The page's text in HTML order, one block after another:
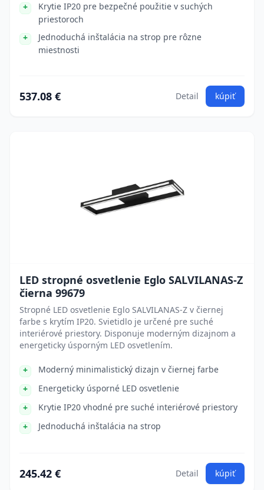
Krytie IP20 pre bezpečné použitie v suchých
priestoroch
Jednoduchá inštalácia na strop pre rôzne
miestnosti
537.08 € Detail kúpiť
LED stropné osvetlenie Eglo SALVILANAS-Z
čierna 99679
Stropné LED osvetlenie Eglo SALVILANAS-Z v čiernej
farbe s krytím IP20. Svietidlo je určené pre suché
interiérové priestory. Disponuje moderným dizajnom a
energeticky úsporným LED osvetlením.
Moderný minimalistický dizajn v čiernej farbe
Energeticky úsporné LED osvetlenie
Krytie IP20 vhodné pre suché interiérové priestory
Jednoduchá inštalácia na strop
245.42 € Detail kúpiť